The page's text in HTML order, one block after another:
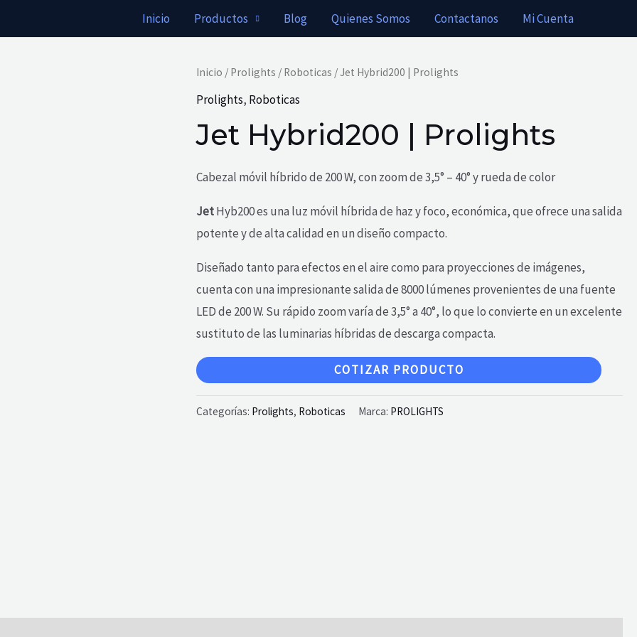
Inicio Productos Blog Quienes Somos Contactanos Mi Cuenta
Inicio / Prolights / Roboticas / Jet Hybrid200 | Prolights
Prolights, Roboticas
Jet Hybrid200 | Prolights
Cabezal móvil híbrido de 200 W, con zoom de 3,5° – 40° y rueda de color
JetHyb200 es una luz móvil híbrida de haz y foco, económica, que ofrece una salida
potente y de alta calidad en un diseño compacto.
Diseñado tanto para efectos en el aire como para proyecciones de imágenes,
cuenta con una impresionante salida de 8000 lúmenes provenientes de una fuente
LED de 200 W. Su rápido zoom varía de 3,5° a 40°, lo que lo convierte en un excelente
sustituto de las luminarias híbridas de descarga compacta.
COTIZAR PRODUCTO
Categorías: Prolights, Roboticas Marca: PROLIGHTS